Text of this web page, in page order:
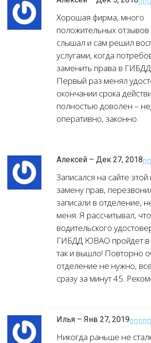
Хорошая фирма, много
положительных
слышал и сам решил
услугами, когда
заменить права в
Первый раз менял
окончании срока
полностью доволен –
оперативно, законно.
Алексей – Дек 27, 2018
Записался на сайте
замену прав,
записали в отделение,
меня. Я рассчитывал,
водительского
ГИБДД ЮВАО пройдет в
так и вышло! Повторно
отделение не нужно,
сразу за минут 45.
Илья – Янв 27, 2019
Никогда раньше не